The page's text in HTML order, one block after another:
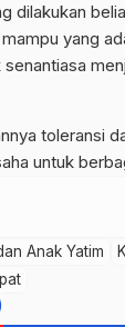
dilakukan
yang
toleransi
untuk
Anak Yatim